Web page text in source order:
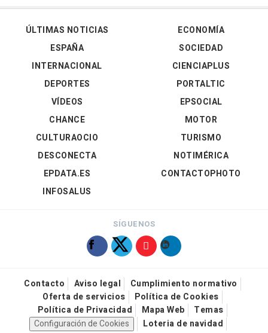
ÚLTIMAS NOTICIAS
ESPAÑA
INTERNACIONAL
DEPORTES
VÍDEOS
ECONOMÍA
SOCIEDAD
CIENCIAPLUS
PORTALTIC
EPSOCIAL
CHANCE
CULTURAOCIO
DESCONECTA
EPDATA.ES
INFOSALUS
MOTOR
TURISMO
NOTIMÉRICA
CONTACTOPHOTO
SÍGUENOS
Contacto Aviso legal
Cumplimiento normativo
Oferta de servicios
Política de Cookies
Política de Privacidad
Mapa Web
Temas
Configuración de Cookies
Loteria de navidad